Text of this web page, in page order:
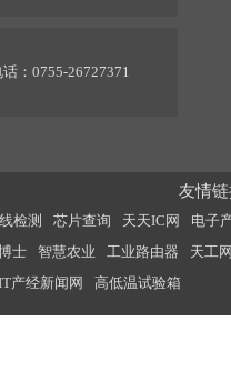
：0755-26727371
友情
检测 芯片查询 天天IC网
电子
士 智慧农业 工业路由器
天工
产经新闻网 高低温试验箱